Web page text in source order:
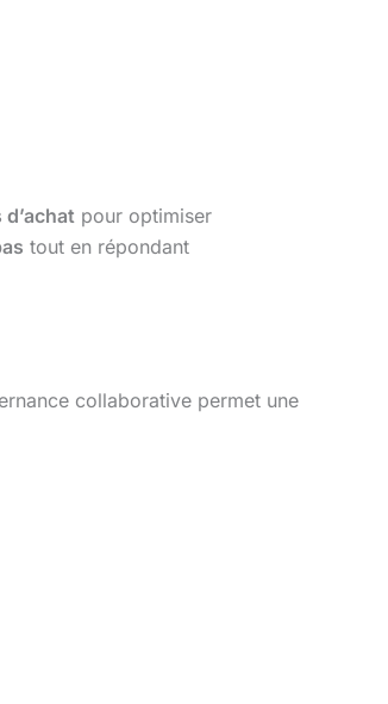
pour optimiser
tout en répondant
collaborative permet une